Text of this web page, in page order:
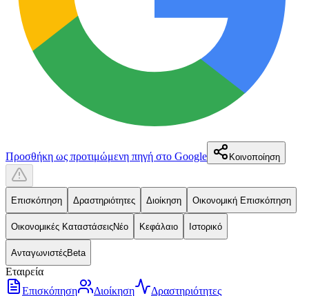
Προσθήκη ως προτιμώμενη πηγή στο Google Κοινοποίηση
Επισκόπηση Δραστηριότητες Διοίκηση Οικονομική Επισκόπηση
Οικονομικές ΚαταστάσειςΝέο Κεφάλαιο Ιστορικό
ΑνταγωνιστέςBeta
Εταιρεία
Επισκόπηση
Διοίκηση
Δραστηριότητες